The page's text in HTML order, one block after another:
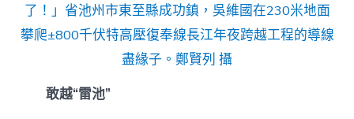
了！」省池州市東至縣成功鎮，吳維國在230米地面
攀爬±800千伏特高壓復奉線長江年夜跨越工程的導線
盡緣子。鄭賢列 攝
敢越“雷池”